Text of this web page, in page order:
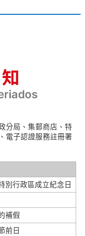
分局、集郵商店、特
電子認證服務註冊署
別行政區成立紀念日
補假
前日